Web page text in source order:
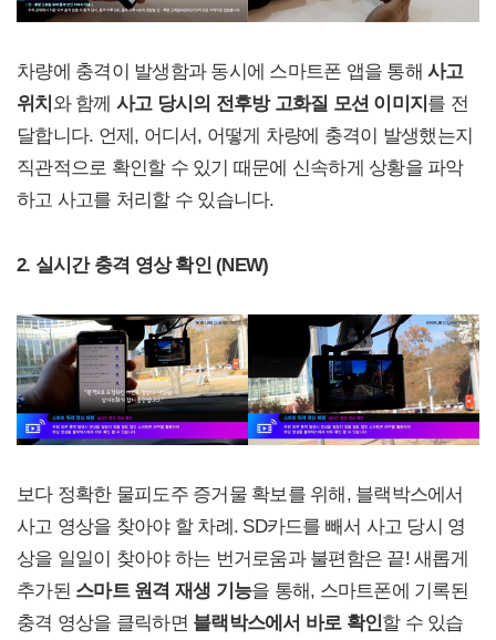
차량에 충격이 발생함과 동시에 스마트폰 앱을 통해 사고
위치 와 함께 사고 당시의 전후방 고화질 모션 이미지 를 전
달합니다. 언제, 어디서, 어떻게 차량에 충격이 발생했는지
직관적으로 확인할 수 있기 때문에 신속하게 상황을 파악
하고 사고를 처리할 수 있습니다.
2. 실시간 충격 영상 확인 (NEW)
보다 정확한 물피도주 증거물 확보를 위해, 블랙박스에서
사고 영상을 찾아야 할 차례. SD카드를 빼서 사고 당시 영
상을 일일이 찾아야 하는 번거로움과 불편함은 끝! 새롭게
추가된 스마트 원격 재생 기능을 통해, 스마트폰에 기록된
충격 영상을 클릭하면 블랙박스에서 바로 확인할 수 있습